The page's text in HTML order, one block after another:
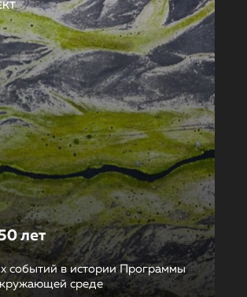
лет
событий в истории Программы
среде